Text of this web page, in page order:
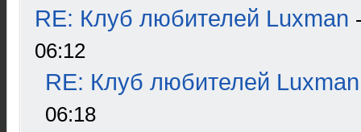
RE: Клуб любителей Luxman
06:12
RE: Клуб любителей Luxman
06:18